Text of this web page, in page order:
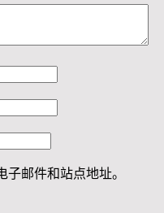
邮件和站点地址。